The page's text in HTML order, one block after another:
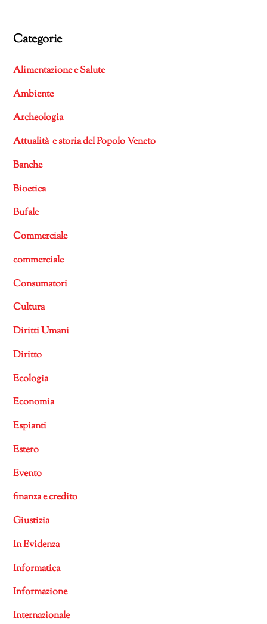
Categorie
Alimentazione e Salute
Ambiente
Archeologia
Attualità e storia del Popolo Veneto
Banche
Bioetica
Bufale
Commerciale
commerciale
Consumatori
Cultura
Diritti Umani
Diritto
Ecologia
Economia
Espianti
Estero
Evento
finanza e credito
Giustizia
In Evidenza
Informatica
Informazione
Internazionale